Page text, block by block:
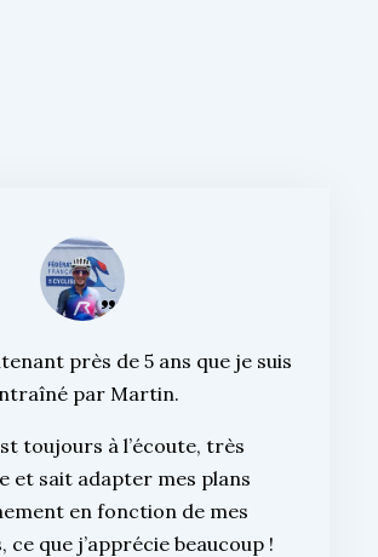
près de 5 ans que je suis
par Martin.
toujours à l’écoute, très
et sait adapter mes plans
en fonction de mes
que j’apprécie beaucoup !